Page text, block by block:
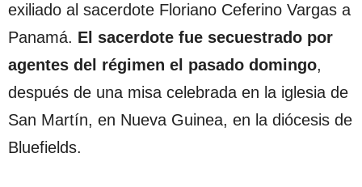
exiliado al sacerdote Floriano Ceferino Vargas a
Panamá. El sacerdote fue secuestrado por
agentes del régimen el pasado domingo,
después de una misa celebrada en la iglesia de
San Martín, en Nueva Guinea, en la diócesis de
Bluefields.